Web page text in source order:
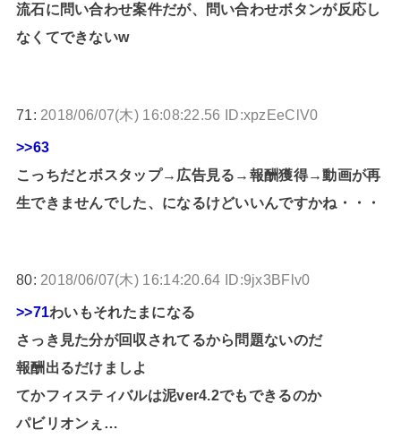
流石に問い合わせ案件だが、問い合わせボタンが反応し
なくてできないw
71: 2018/06/07(木) 16:08:22.56 ID:xpzEeClV0
>>63
こっちだとボスタップ→広告見る→報酬獲得→動画が再
生できませんでした、になるけどいいんですかね・・・
80: 2018/06/07(木) 16:14:20.64 ID:9jx3BFlv0
>>71わいもそれたまになる
さっき見た分が回収されてるから問題ないのだ
報酬出るだけましよ
てかフィスティバルは泥ver4.2でもできるのか
パビリオンぇ…